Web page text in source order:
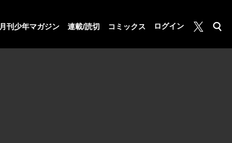
月刊少年マガジン 連載/読切 コミックス ログイン
月マガ基地
検索